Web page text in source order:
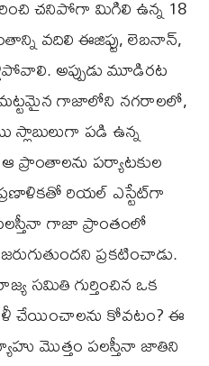
చనిపోగా మిగిలి ఉన్న 18
వదిలి ఈజిప్టు, లెబనాన్‌,
అప్పుడు మూడిరట
గాజాలోని నగరాలలో,
పడి ఉన్న
ప్రాంతాలను పర్యాటకుల
రియల్‌ ఎస్టేట్‌గా
గాజా ప్రాంతంలో
ప్రకటించాడు.
సమితి గుర్తించిన ఒక
చేయించాలను కోవటం? ఈ
మొత్తం పలస్తీనా జాతిని